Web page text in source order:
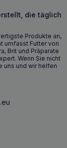
die täglich
Produkte an,
umfasst Futter von
Brit und Präparate
Wenn Sie nicht
uns und wir helfen